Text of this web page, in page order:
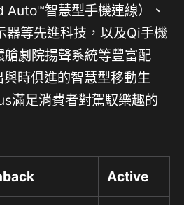
Auto™智慧型手機連線）、
器等先進科技，以及Qi手機
艙劇院揚聲系統等豐富配
時俱進的智慧型移動生
滿足消費者對駕馭樂趣的
Active